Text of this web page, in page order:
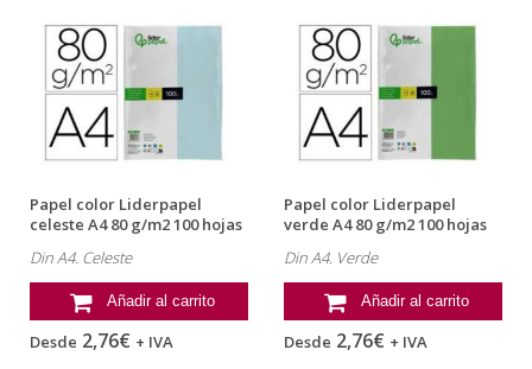
Papel color Liderpapel
celeste A4 80 g/m2 100 hojas
Din A4. Celeste
Añadir al carrito
Desde 2,76€ + IVA
Papel color Liderpapel
verde A4 80 g/m2 100 hojas
Din A4. Verde
Añadir al carrito
Desde 2,76€ + IVA